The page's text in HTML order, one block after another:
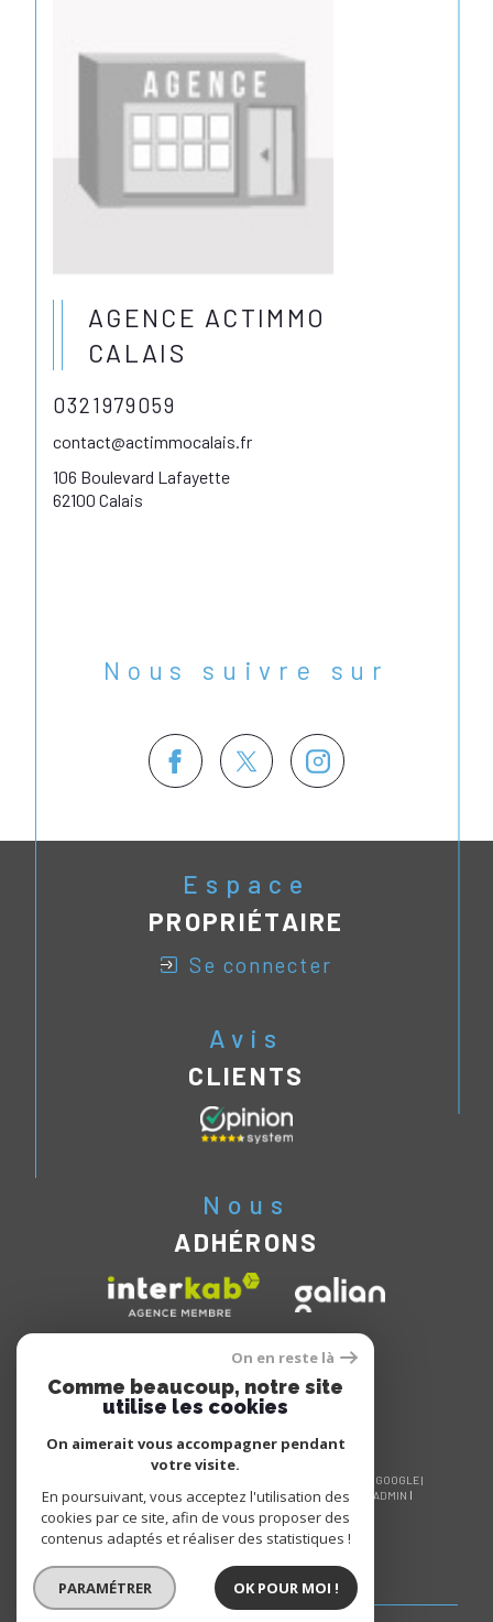
AGENCE ACTIMMO
CALAIS
0321979059
contact@actimmocalais.fr
106 Boulevard Lafayette
62100 Calais
Nous suivre sur
Espace
PROPRIÉTAIRE
se connecter
Avis
CLIENTS
Nous
ADHÉRONS
© 2026 | TOUS DROITS RÉSERVÉS | TRADUCTION POWERED BY GOOGLE |
NOS HONORAIRES
PLAN DU SITE MENTIONS LÉGALES
ADMIN
NOS LIENS
POLITIQUE RGPD COOKIES
On en reste là
Comme beaucoup, notre site
utilise les cookies
On aimerait vous accompagner pendant
votre visite.
En poursuivant, vous acceptez l'utilisation des
cookies par ce site, afin de vous proposer des
contenus adaptés et réaliser des statistiques !
PARAMÉTRER OK POUR MOI !